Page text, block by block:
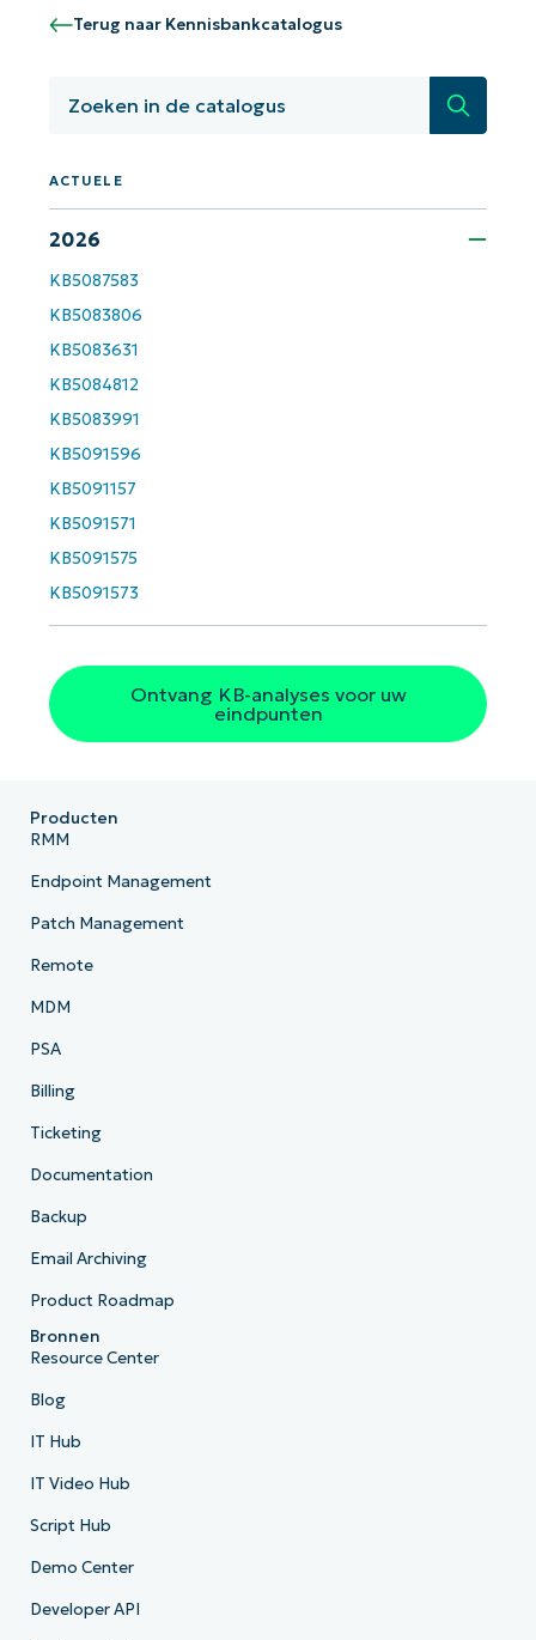
Terug naar Kennisbankcatalogus
Zoeken
ACTUELE
2026
KB5087583
KB5083806
KB5083631
KB5084812
KB5083991
KB5091596
KB5091157
KB5091571
KB5091575
KB5091573
Ontvang KB-analyses voor uw
eindpunten
Aan de slag met NinjaOne AI-
email*
Phone
Land
Company
name*
Producten
RMM
Endpoint Management
Patch Management
Remote
MDM
PSA
Billing
Ticketing
Documentation
Backup
Email Archiving
Product Roadmap
Bronnen
Resource Center
Blog
IT Hub
IT Video Hub
Script Hub
Demo Center
Developer API